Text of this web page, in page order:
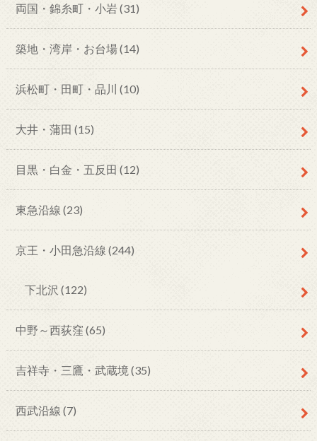
両国・錦糸町・小岩(31)
築地・湾岸・お台場(14)
浜松町・田町・品川 (10)
大井・蒲田 (15)
目黒・白金・五反田 (12)
東急沿線 (23)
京王・小田急沿線 (244)
下北沢 (122)
中野～西荻窪 (65)
吉祥寺・三鷹・武蔵境 (35)
西武沿線 (7)